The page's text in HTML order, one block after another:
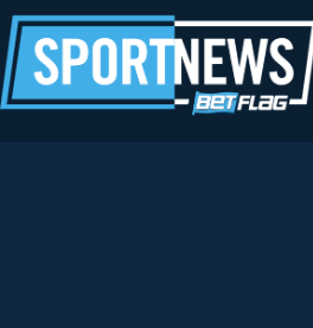
al
contenuto